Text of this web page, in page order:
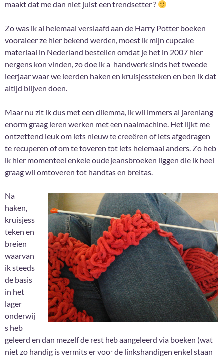
maakt dat me dan niet juist een trendsetter ?
Zo was ik al helemaal verslaafd aan de Harry Potter boeken
vooraleer ze hier bekend werden, moest ik mijn cupcake
materiaal in Nederland bestellen omdat je het in 2007 hier
nergens kon vinden, zo doe ik al handwerk sinds het tweede
leerjaar waar we leerden haken en kruisjessteken en ben ik dat
altijd blijven doen.
Maar nu zit ik dus met een dilemma, ik wil immers al jarenlang
enorm graag leren werken met een naaimachine. Het lijkt me
ontzettend leuk om iets nieuw te creeëren of iets afgedragen
te recuperen of om te toveren tot iets helemaal anders. Zo heb
ik hier momenteel enkele oude jeansbroeken liggen die ik heel
graag wil omtoveren tot handtas en breitas.
Na
haken,
kruisjess
teken en
breien
waarvan
ik steeds
de basis
in het
lager
onderwij
s heb
geleerd en dan mezelf de rest heb aangeleerd via boeken (wat
niet zo handig is vermits er voor de linkshandigen enkel staan